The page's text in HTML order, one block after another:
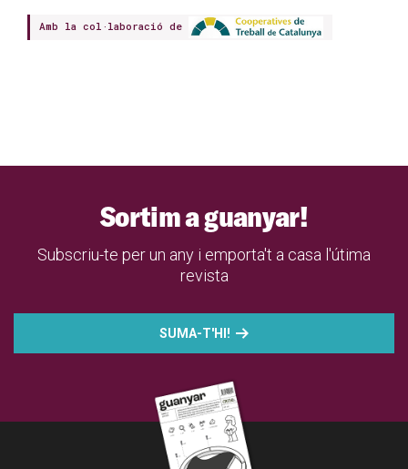
Amb la col·laboració de
Sortim a guanyar!
Subscriu-te per un any i emporta't a casa l'útima
revista
SUMA-T'HI!